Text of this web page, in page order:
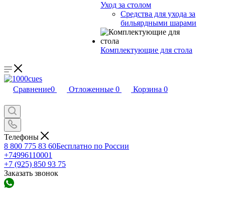
Уход за столом
Средства для ухода за
бильярдными шарами
Комплектующие для стола
Сравнение0 Отложенные 0 Корзина 0
Телефоны
8 800 775 83 60Бесплатно по России
+74996110001
+7 (925) 850 93 75
Заказать звонок